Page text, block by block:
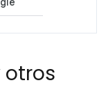
otros